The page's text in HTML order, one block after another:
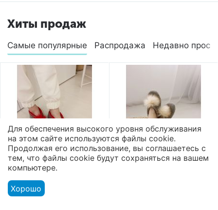
Хиты продаж
Самые популярные Распродажа Недавно
Валяные тапочки
высокие микропора
"Помпон"
Для обеспечения высокого уровня обслуживания
на этом сайте используются файлы cookie.
Продолжая его использование, вы соглашаетесь с
тем, что файлы cookie будут сохраняться на вашем
компьютере.
Хорошо